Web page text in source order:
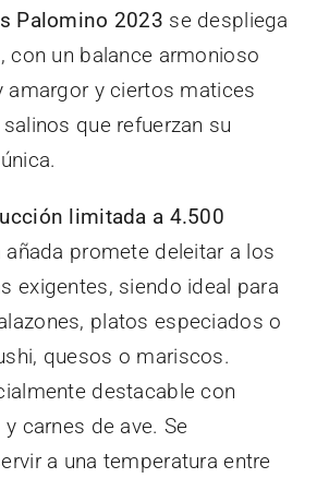
Palomino 2023 se despliega
con un balance armonioso
amargor y ciertos matices
que refuerzan su
limitada a 4.500
añada promete deleitar a los
exigentes, siendo ideal para
platos especiados o
quesos o mariscos.
destacable con
carnes de ave. Se
a una temperatura entre